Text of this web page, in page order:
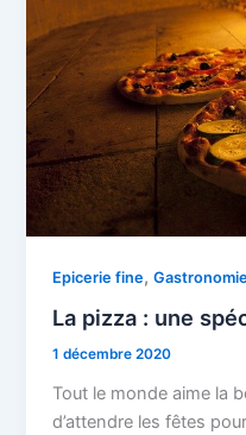
Epicerie fine,Gastronomie
La pizza : une
1 décembre 2020
Tout le monde aime la
d’attendre les fêtes